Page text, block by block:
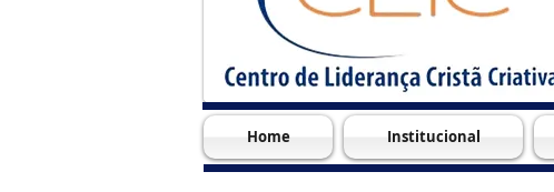
Home Institucional